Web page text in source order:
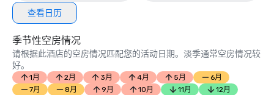
查看日历
季节性空房情况
请根据此酒店的空房情况匹配您的活动日期。淡季通常空房情况较
好。
1月 2月 3月 4月 5月
6月
7月
8月 9月 10月 11月 12月